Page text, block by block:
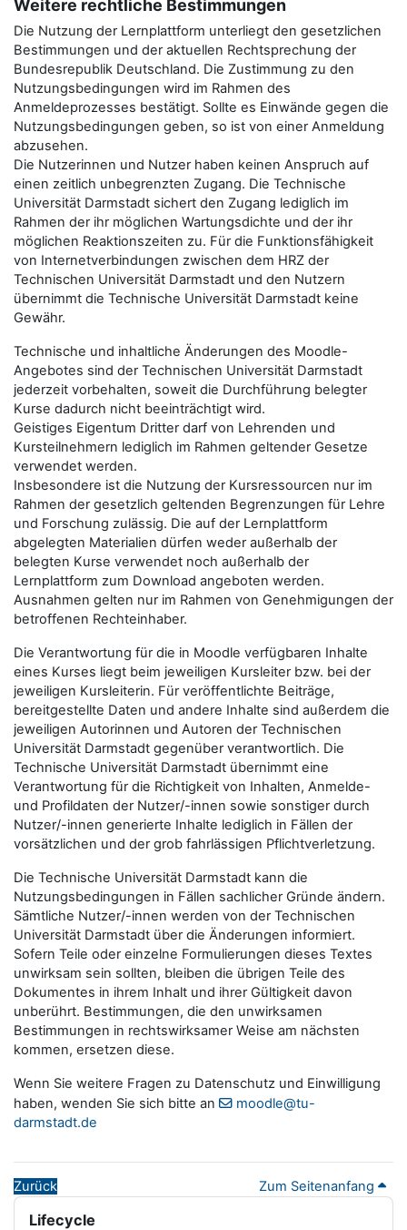
Weitere rechtliche Bestimmungen
Die Nutzung der Lernplattform unterliegt den gesetzlichen
Bestimmungen und der aktuellen Rechtsprechung der
Bundesrepublik Deutschland. Die Zustimmung zu den
Nutzungsbedingungen wird im Rahmen des
Anmeldeprozesses bestätigt. Sollte es Einwände gegen die
Nutzungsbedingungen geben, so ist von einer Anmeldung
abzusehen.
Die Nutzerinnen und Nutzer haben keinen Anspruch auf
einen zeitlich unbegrenzten Zugang. Die Technische
Universität Darmstadt sichert den Zugang lediglich im
Rahmen der ihr möglichen Wartungsdichte und der ihr
möglichen Reaktionszeiten zu. Für die Funktionsfähigkeit
von Internetverbindungen zwischen dem HRZ der
Technischen Universität Darmstadt und den Nutzern
übernimmt die Technische Universität Darmstadt keine
Gewähr.
Technische und inhaltliche Änderungen des Moodle-
Angebotes sind der Technischen Universität Darmstadt
jederzeit vorbehalten, soweit die Durchführung belegter
Kurse dadurch nicht beeinträchtigt wird.
Geistiges Eigentum Dritter darf von Lehrenden und
Kursteilnehmern lediglich im Rahmen geltender Gesetze
verwendet werden.
Insbesondere ist die Nutzung der Kursressourcen nur im
Rahmen der gesetzlich geltenden Begrenzungen für Lehre
und Forschung zulässig. Die auf der Lernplattform
abgelegten Materialien dürfen weder außerhalb der
belegten Kurse verwendet noch außerhalb der
Lernplattform zum Download angeboten werden.
Ausnahmen gelten nur im Rahmen von Genehmigungen der
betroffenen Rechteinhaber.
Die Verantwortung für die in Moodle verfügbaren Inhalte
eines Kurses liegt beim jeweiligen Kursleiter bzw. bei der
jeweiligen Kursleiterin. Für veröffentlichte Beiträge,
bereitgestellte Daten und andere Inhalte sind außerdem die
jeweiligen Autorinnen und Autoren der Technischen
Universität Darmstadt gegenüber verantwortlich. Die
Technische Universität Darmstadt übernimmt eine
Verantwortung für die Richtigkeit von Inhalten, Anmelde-
und Profildaten der Nutzer/-innen sowie sonstiger durch
Nutzer/-innen generierte Inhalte lediglich in Fällen der
vorsätzlichen und der grob fahrlässigen Pflichtverletzung.
Die Technische Universität Darmstadt kann die
Nutzungsbedingungen in Fällen sachlicher Gründe ändern.
Sämtliche Nutzer/-innen werden von der Technischen
Universität Darmstadt über die Änderungen informiert.
Sofern Teile oder einzelne Formulierungen dieses Textes
unwirksam sein sollten, bleiben die übrigen Teile des
Dokumentes in ihrem Inhalt und ihrer Gültigkeit davon
unberührt. Bestimmungen, die den unwirksamen
Bestimmungen in rechtswirksamer Weise am nächsten
kommen, ersetzen diese.
Wenn Sie weitere Fragen zu Datenschutz und Einwilligung
haben, wenden Sie sich bitte an
moodle@tu-
darmstadt.de
Zurück Zum Seitenanfang
Blöcke
Lifecycle überspringen
Lifecycle